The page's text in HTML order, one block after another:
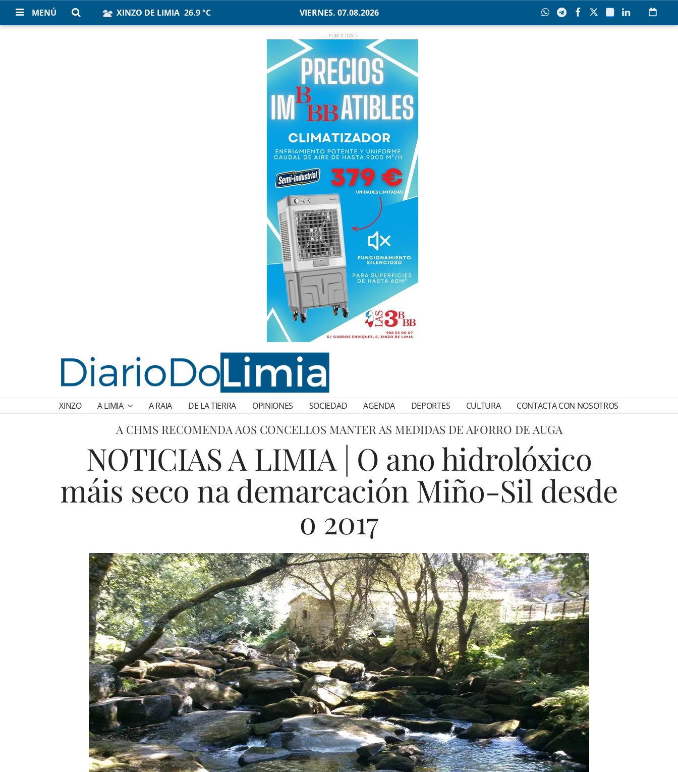
MENÚ XINZO DE LIMIA 26.9 °C VIERNES. 07.08.2026
XINZO A LIMIA A RAIA DE LA TIERRA OPINIONES SOCIEDAD AGENDA DEPORTES CULTURA CONTACTA CON NOSOTROS
A CHMS RECOMENDA AOS CONCELLOS MANTER AS MEDIDAS DE AFORRO DE AUGA
NOTICIAS A LIMIA | O ano hidrolóxico
máis seco na demarcación Miño-Sil desde
o 2017